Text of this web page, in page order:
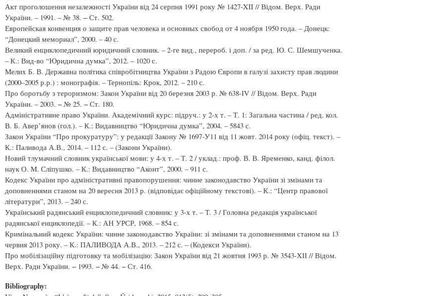
Акт проголошення незалежності України від 24 серпня 1991 року № 1427-XII // Відом. Верх. Ради
України. – 1991. – № 38. − Ст. 502.
Европейская конвенция о защите прав человека и основных свобод от 4 ноября 1950 года. – Донецк:
“Донецкий мемориал”, 2000. – 40 с.
Великий енциклопедичний юридичний словник. – 2-ге вид., перероб. і доп. / за ред. Ю. С. Шемшученка.
– К.: Вид-во “Юридична думка”, 2012. – 1020 с.
Мелих Б. В. Державна політика співробітництва України з Радою Європи в галузі захисту прав людини
(2000–2005 р.р.) : монографія. – Тернопіль: Крок, 2012. – 210 с.
Про боротьбу з тероризмом: Закон України від 20 березня 2003 р. № 638-ІV // Відом. Верх. Ради
України. – 2003. − № 25. − Ст. 180.
Адміністративне право України. Академічний курс: підруч.: у 2-х т. – Т. 1: Загальна частина / ред. кол.
В. Б. Авер’янов (гол.). – К.: Видавництво “Юридична думка”, 2004. – 5843 с.
Закон України “Про прокуратуру”: у редакції Закону № 1697-У11 від 11 жовт. 2014 року (офіц. текст). –
К.: Паливода А.В., 2014. – 112 с. – (Закони України).
Новий тлумачний словник української мови: у 4-х т. – Т. 2 / уклад.: проф. В. В. Яременко, канд. філол.
наук О. М. Сліпушко. – К.: Видавництво “Аконт”, 2000. – 911 с.
Кодекс України про адміністративні правопорушення: чинне законодавство України зі змінами та
доповненнями станом на 20 вересня 2013 р. (відповідає офіційному текстові). – К.: “Центр правової
літератури”, 2013. – 240 с.
Український радянський енциклопедичний словник: у 3-х т. – Т. 3 / Головна редакція української
радянської енциклопедії. – К.: АН УРСР, 1968. – 854 с.
Кримінальний кодекс України: чинне законодавство України: зі змінами та доповненнями станом на 13
червня 2013 року. – К.: ПАЛИВОДА А.В., 2013. – 212 с. – (Кодекси України).
Про мобілізаційну підготовку та мобілізацію: Закон України від 21 жовтня 1993 р. № 3543-ХІІ // Відом.
Верх. Ради України. − 1993. − № 44. − Ст. 416.
Bibliography: